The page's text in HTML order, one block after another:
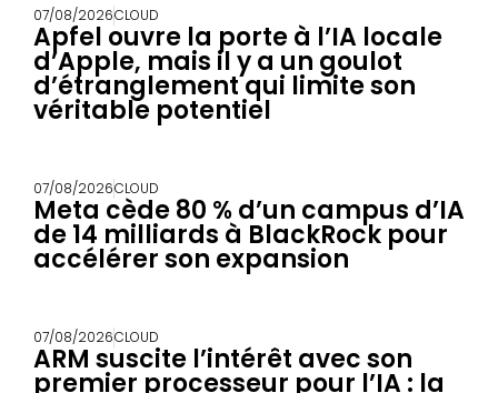
07/08/2026CLOUD
Apfel ouvre la porte à l’IA locale
d’Apple, mais il y a un goulot
d’étranglement qui limite son
véritable potentiel
07/08/2026CLOUD
Meta cède 80 % d’un campus d’IA
de 14 milliards à BlackRock pour
accélérer son expansion
07/08/2026CLOUD
ARM suscite l’intérêt avec son
premier processeur pour l’IA : la